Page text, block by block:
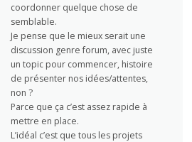
coordonner quelque chose de
semblable.
Je pense que le mieux serait une
discussion genre forum, avec juste
un topic pour commencer, histoire
de présenter nos idées/attentes,
non ?
Parce que ça c’est assez rapide à
mettre en place.
L’idéal c’est que tous les projets